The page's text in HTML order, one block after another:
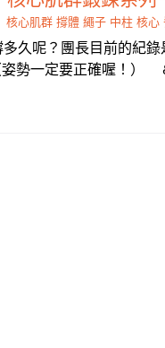
核心肌群 撐體 繩子 中柱 核心
久呢？團長目前的紀
姿勢一定要正確喔！）